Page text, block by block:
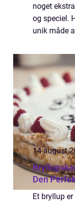
noget
og speciel.
unik måde
14 august
Bryllupskage i
Den
Et bryllup